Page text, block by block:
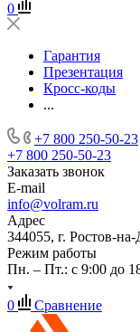
0
Гарантия
Презентация
Кросс-коды
...
+7 800 250-50-23
+7 800 250-50-23
Заказать звонок
E-mail
info@volram.ru
Адрес
344055, г. Ростов-
Режим работы
Пн. – Пт.: с 9:00 до
0 Сравнение